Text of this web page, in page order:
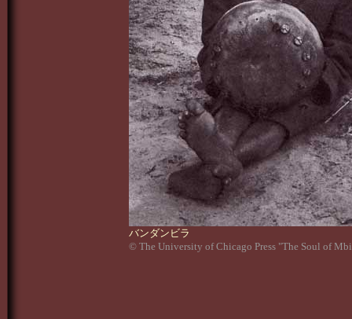
バンダンビラ
© The University of Chicago Press "The Soul of